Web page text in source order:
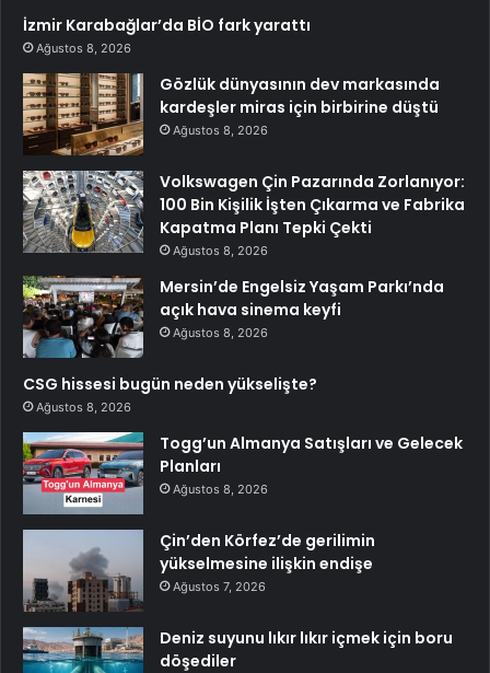
İzmir Karabağlar’da BİO fark yarattı
Ağustos 8, 2026
Gözlük dünyasının dev markasında
kardeşler miras için birbirine düştü
Ağustos 8, 2026
Volkswagen Çin Pazarında Zorlanıyor:
100 Bin Kişilik İşten Çıkarma ve Fabrika
Kapatma Planı Tepki Çekti
Ağustos 8, 2026
Mersin’de Engelsiz Yaşam Parkı’nda
açık hava sinema keyfi
Ağustos 8, 2026
CSG hissesi bugün neden yükselişte?
Ağustos 8, 2026
Togg’un Almanya Satışları ve Gelecek
Planları
Ağustos 8, 2026
Çin’den Körfez’de gerilimin
yükselmesine ilişkin endişe
Ağustos 7, 2026
Deniz suyunu lıkır lıkır içmek için boru
döşediler